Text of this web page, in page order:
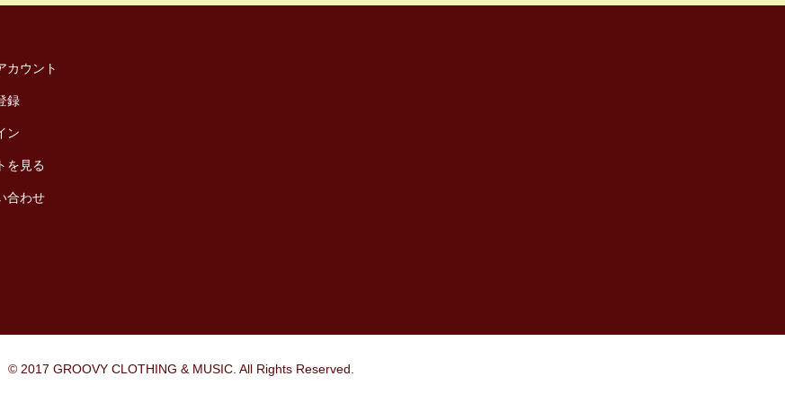
カウント
録
ン
を見る
合わせ
© 2017 GROOVY CLOTHING & MUSIC. All Rights Reserved.